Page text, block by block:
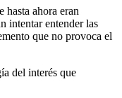
ahora eran
intentar entender las
que no provoca el
del interés que